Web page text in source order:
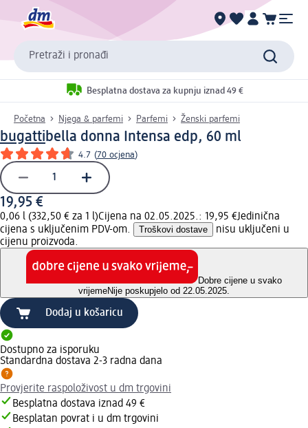
Pretraži i pronađi
Besplatna dostava za kupnju iznad 49 €
Početna Njega & parfemi Parfemi Ženski parfemi
bugattibella donna Intensa edp, 60 ml
4.7 (70 ocjena)
19,95 €
0,06 l (332,50 € za 1 l)Cijena na 02.05.2025.: 19,95 €Jedinična
cijena s uključenim PDV-om.
Troškovi dostave
nisu uključeni u
cijenu proizvoda.
Dobre cijene u svako
vrijemeNije poskupjelo od 22.05.2025.
Dodaj u košaricu
Dostupno za isporuku
Standardna dostava 2-3 radna dana
Provjerite raspoloživost u dm trgovini
Besplatna dostava iznad 49 €
Besplatan povrat i u dm trgovini